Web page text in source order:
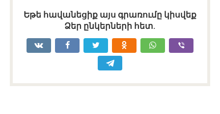
Եթե հավանեցիք այս գրառումը կիսվեք
Ձեր ընկերների հետ.